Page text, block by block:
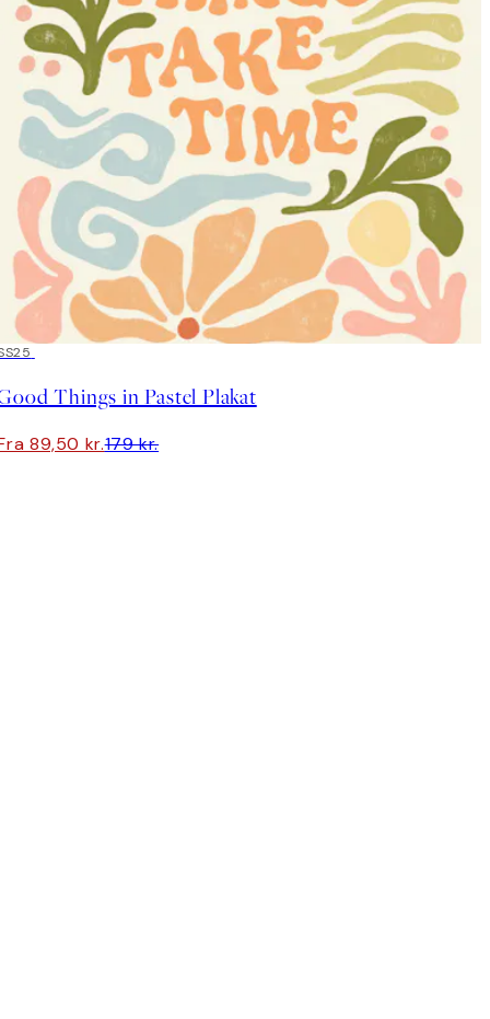
Things in Pastel Plakat
89,50 kr.179 kr.